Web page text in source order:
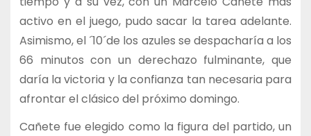
activo en el juego, pudo sacar la tarea adelante.
Asimismo, el ´10´de los azules se despacharía a los
66 minutos con un derechazo fulminante, que
daría la victoria y la confianza tan necesaria para
afrontar el clásico del próximo domingo.
Cañete fue elegido como la figura del partido, un